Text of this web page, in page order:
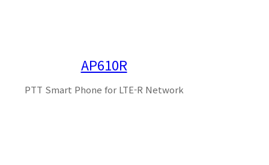
AP610R
PTT Smart Phone for LTE-R Network